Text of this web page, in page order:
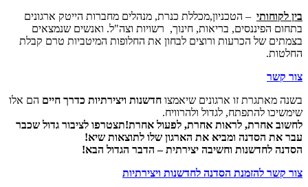
בין לקוחותי – הטכניון,מכללת כנרת, מנהלים מחברות הייטק ארגונים
בתחום הפיננסים, בריאות, חינוך, רשויות וצה"ל. ואנשים שנמצאים
בצמתים של הכרעות ורוצים לבחון את החלופות המיטביות טרם קבלת
החלטות.
צור קשר
בשנה מאתגרת זו ארגונים שיאמצו חדשנות ויצירתיות כדרך חיים הם אלו
שימשיכו להתפתח, לגדול ולהרוויח.
לחשוב אחרת, לראות אחרת, לפעול אחרת!תצטרפו לציבור גדול שכבר
עבר את הסדנה ומביא את הארגון שלו לתוצאות שיא!
הסדנה לחדשנות וחשיבה יצירתית – הדבר הגדול הבא!
צור קשר להזמנת הסדנה לחדשנות ויצירתיות